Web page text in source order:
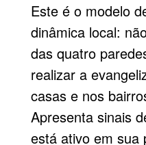
Este é o modelo
dinâmica local:
das quatro
realizar a
casas e nos
Apresenta sinais
está ativo em sua